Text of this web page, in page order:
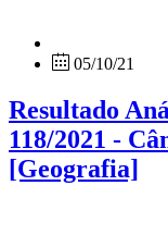
05/10/21
Resultado
118/2021 -
[Geografia]